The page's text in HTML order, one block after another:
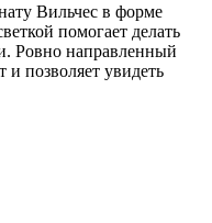
Вильчес в форме
помогает делать
Ровно направленный
и позволяет увидеть